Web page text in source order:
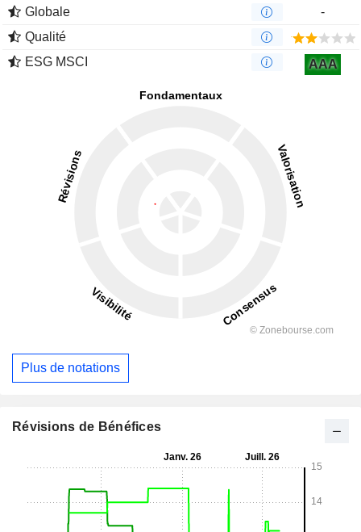
Globale
-
Qualité
ESG MSCI
AAA
Plus de notations
Révisions de Bénéfices